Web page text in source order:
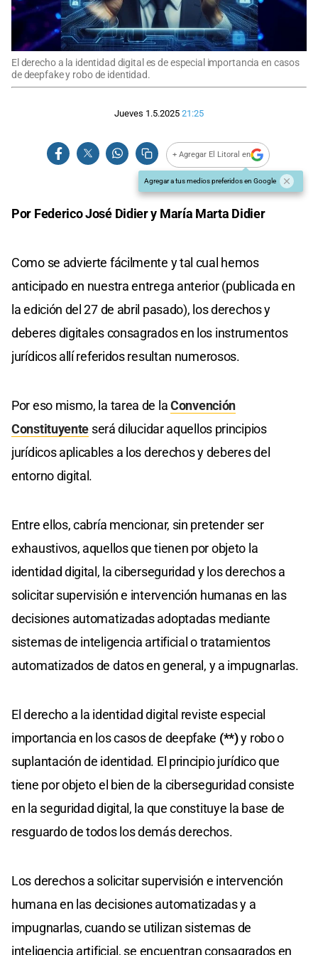
El derecho a la identidad digital es de especial importancia en casos
de deepfake y robo de identidad.
Jueves 1.5.2025 21:25
+ Agregar El Litoral en
Agregar a tus medios preferidos en Google
Por Federico José Didier y María Marta Didier
Como se advierte fácilmente y tal cual hemos
anticipado en nuestra entrega anterior (publicada en
la edición del 27 de abril pasado), los derechos y
deberes digitales consagrados en los instrumentos
jurídicos allí referidos resultan numerosos.
Por eso mismo, la tarea de laConvención
Constituyente será dilucidar aquellos principios
jurídicos aplicables a los derechos y deberes del
entorno digital.
Entre ellos, cabría mencionar, sin pretender ser
exhaustivos, aquellos que tienen por objeto la
identidad digital, la ciberseguridad y los derechos a
solicitar supervisión e intervención humanas en las
decisiones automatizadas adoptadas mediante
sistemas de inteligencia artificial o tratamientos
automatizados de datos en general, y a impugnarlas.
El derecho a la identidad digital reviste especial
importancia en los casos de deepfake (**)y robo o
suplantación de identidad. El principio jurídico que
tiene por objeto el bien de la ciberseguridad consiste
en la seguridad digital, la que constituye la base de
resguardo de todos los demás derechos.
Los derechos a solicitar supervisión e intervención
humana en las decisiones automatizadas y a
impugnarlas, cuando se utilizan sistemas de
inteligencia artificial, se encuentran consagrados en